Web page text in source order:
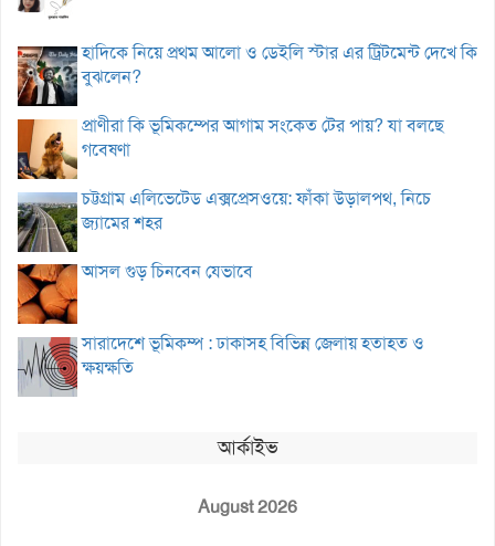
হাদিকে নিয়ে প্রথম আলো ও ডেইলি স্টার এর ট্রিটমেন্ট দেখে কি
বুঝলেন?
প্রাণীরা কি ভূমিকম্পের আগাম সংকেত টের পায়? যা বলছে
গবেষণা
চট্টগ্রাম এলিভেটেড এক্সপ্রেসওয়ে: ফাঁকা উড়ালপথ, নিচে
জ্যামের শহর
আসল গুড় চিনবেন যেভাবে
সারাদেশে ভূমিকম্প : ঢাকাসহ বিভিন্ন জেলায় হতাহত ও
ক্ষয়ক্ষতি
আর্কাইভ
August 2026